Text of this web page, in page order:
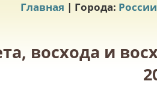
Главная | Города: России
восхода и